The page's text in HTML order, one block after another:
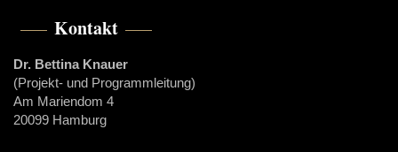
Kontakt
Dr. Bettina Knauer
(Projekt- und Programmleitung)
Am Mariendom 4
20099 Hamburg